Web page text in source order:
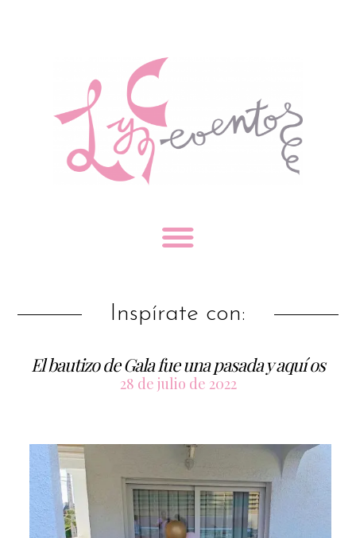
Inspírate con:
El bautizo de Gala fue una pasada y aquí os
28 de julio de 2022